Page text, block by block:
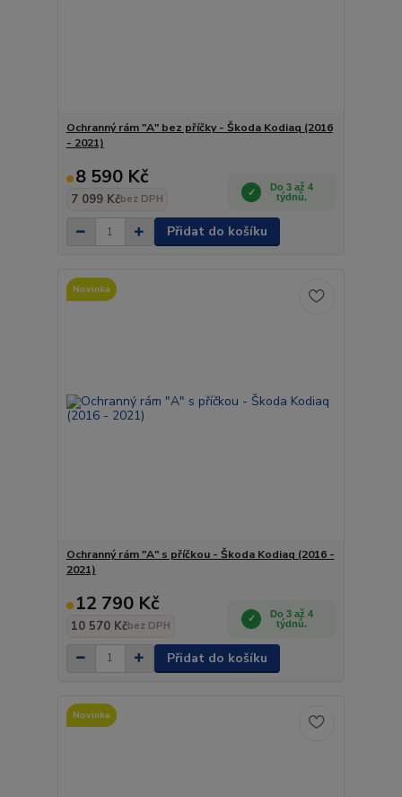
Ochranný rám "A" bez příčky - Škoda Kodiaq (2016
- 2021)
8 590 Kč
7 099 Kčbez DPH
Do 3 až 4
týdnů.
Přidat do košíku
Novinka
Ochranný rám "A" s příčkou - Škoda Kodiaq (2016 -
2021)
12 790 Kč
10 570 Kčbez DPH
Do 3 až 4
týdnů.
Přidat do košíku
Novinka